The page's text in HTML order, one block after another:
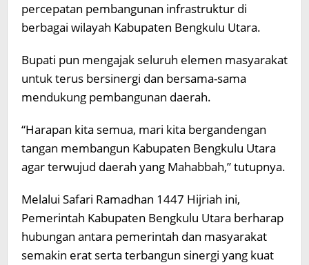
percepatan pembangunan infrastruktur di
berbagai wilayah Kabupaten Bengkulu Utara.
Bupati pun mengajak seluruh elemen masyarakat
untuk terus bersinergi dan bersama-sama
mendukung pembangunan daerah.
“Harapan kita semua, mari kita bergandengan
tangan membangun Kabupaten Bengkulu Utara
agar terwujud daerah yang Mahabbah,” tutupnya.
Melalui Safari Ramadhan 1447 Hijriah ini,
Pemerintah Kabupaten Bengkulu Utara berharap
hubungan antara pemerintah dan masyarakat
semakin erat serta terbangun sinergi yang kuat